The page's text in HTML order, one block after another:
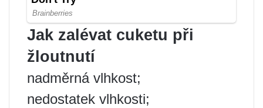
Jak zalévat cuketu při
žloutnutí
nadměrná vlhkost;
nedostatek vlhkosti;